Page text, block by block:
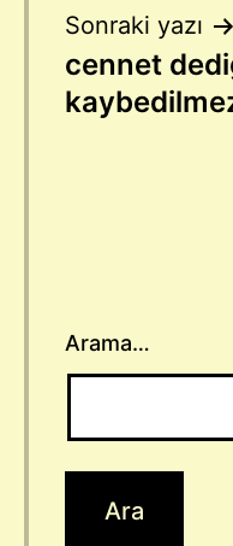
Sonraki yazı
cennet
Arama…